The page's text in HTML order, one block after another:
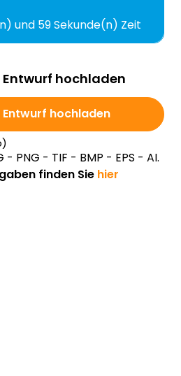
und 58 Sekunde(n)
Entwurf hochladen
- PNG - TIF - BMP - EPS - AI.